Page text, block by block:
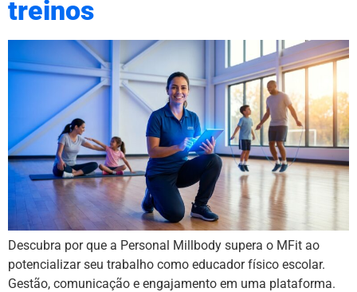
treinos
Descubra por que a Personal Millbody supera o MFit ao
potencializar seu trabalho como educador físico escolar.
Gestão, comunicação e engajamento em uma plataforma.